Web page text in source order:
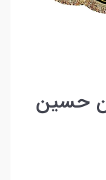
حسين